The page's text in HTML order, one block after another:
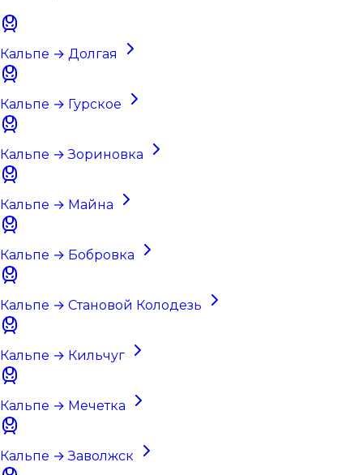
Кальпе → Долгая
Кальпе → Гурское
Кальпе → Зориновка
Кальпе → Майна
Кальпе → Бобровка
Кальпе → Становой Колодезь
Кальпе → Кильчуг
Кальпе → Мечетка
Кальпе → Заволжск